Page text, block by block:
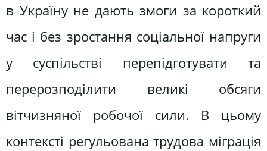
в Україну не дають змоги за короткий
час і без зростання соціальної напруги
у суспільстві перепідготувати та
перерозподілити великі обсяги
вітчизняної робочої сили. В цьому
контексті регульована трудова міграція